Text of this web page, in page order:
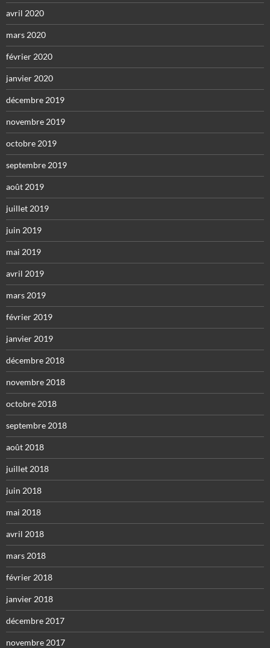
avril 2020
mars 2020
février 2020
janvier 2020
décembre 2019
novembre 2019
octobre 2019
septembre 2019
août 2019
juillet 2019
juin 2019
mai 2019
avril 2019
mars 2019
février 2019
janvier 2019
décembre 2018
novembre 2018
octobre 2018
septembre 2018
août 2018
juillet 2018
juin 2018
mai 2018
avril 2018
mars 2018
février 2018
janvier 2018
décembre 2017
novembre 2017